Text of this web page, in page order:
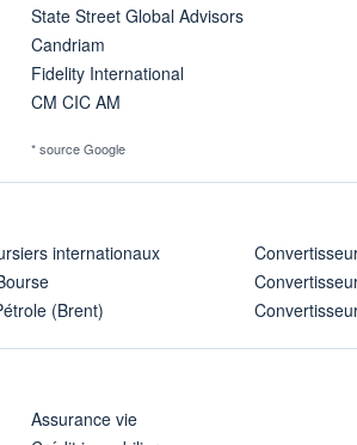
State Street Global Advisors
Candriam
Fidelity International
CM CIC AM
* source Google
internationaux
(Brent)
Assurance vie